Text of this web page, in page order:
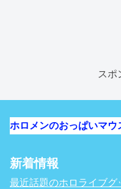
スポ
ホロメンのおっぱいマウ
新着情報
最近話題のホロライブグ